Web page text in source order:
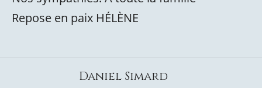
Repose en paix HÉLÈNE
Daniel Simard